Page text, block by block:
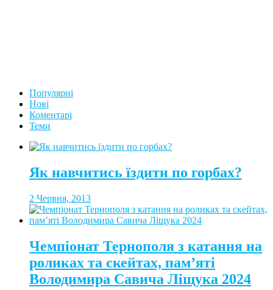
Популярні
Нові
Коментарі
Теми
Як навчитись їздити по горбах?
2 Червня, 2013
Чемпіонат Тернополя з катання на
роликах та скейтах, пам’яті
Володимира Савича Ліщука 2024